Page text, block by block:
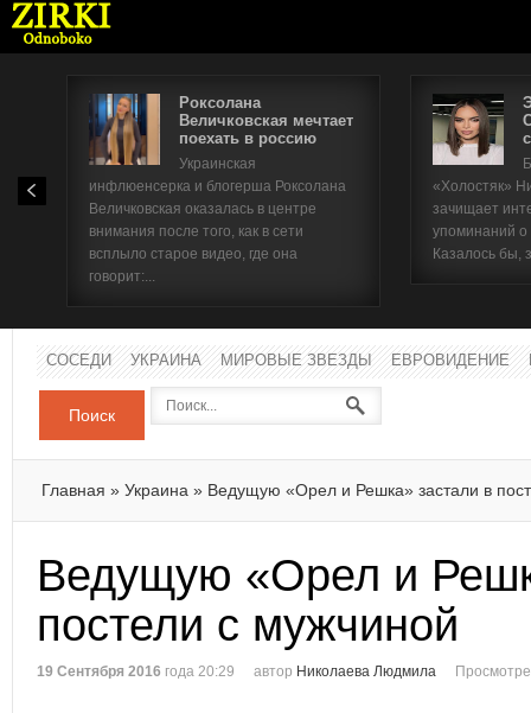
Роксолана
Величковская мечтает
поехать в россию
Украинская
инфлюенсерка и блогерша Роксолана
Величковская оказалась в центре
внимания после того, как в сети
всплыло старое видео, где она
говорит:...
«Холостяк»
зачищает
упоминаний
Казалось бы,
СОСЕДИ УКРАИНА МИРОВЫЕ ЗВЕЗДЫ ЕВРОВИДЕНИЕ
Поиск
Главная » Украина » Ведущую «Орел и Решка» застали в
Ведущую «Орел и
постели с мужчиной
19 Сентября 2016 года 20:29 автор Николаева Людмила
Имя